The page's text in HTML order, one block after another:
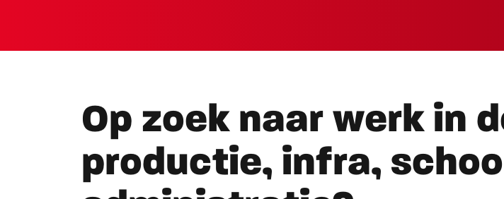
Op zoek naar werk in
productie, infra,